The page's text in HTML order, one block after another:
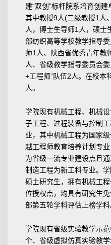
建“双创”标杆院系培育创建
其中教授9人(二级教授1人
人，博士生导师1人，硕士
部纺织高等学校教学指导
师1人、陕西省优秀青年教
人、省级教学指导委员会
+工程师”队伍2人。在校本
人。
学院现有机械工程、机械
子工程、过程装备与控制
业，其中机械工程为国家
越工程师教育培养计划专
为省级一流专业建设点且
制造工程为新工科专业。
硕士研究生，拥有机械工
位授权点，均具有研究生
部第五轮学科评估上榜学科
学院现有省级实验教学示
个、省级虚拟仿真实验教